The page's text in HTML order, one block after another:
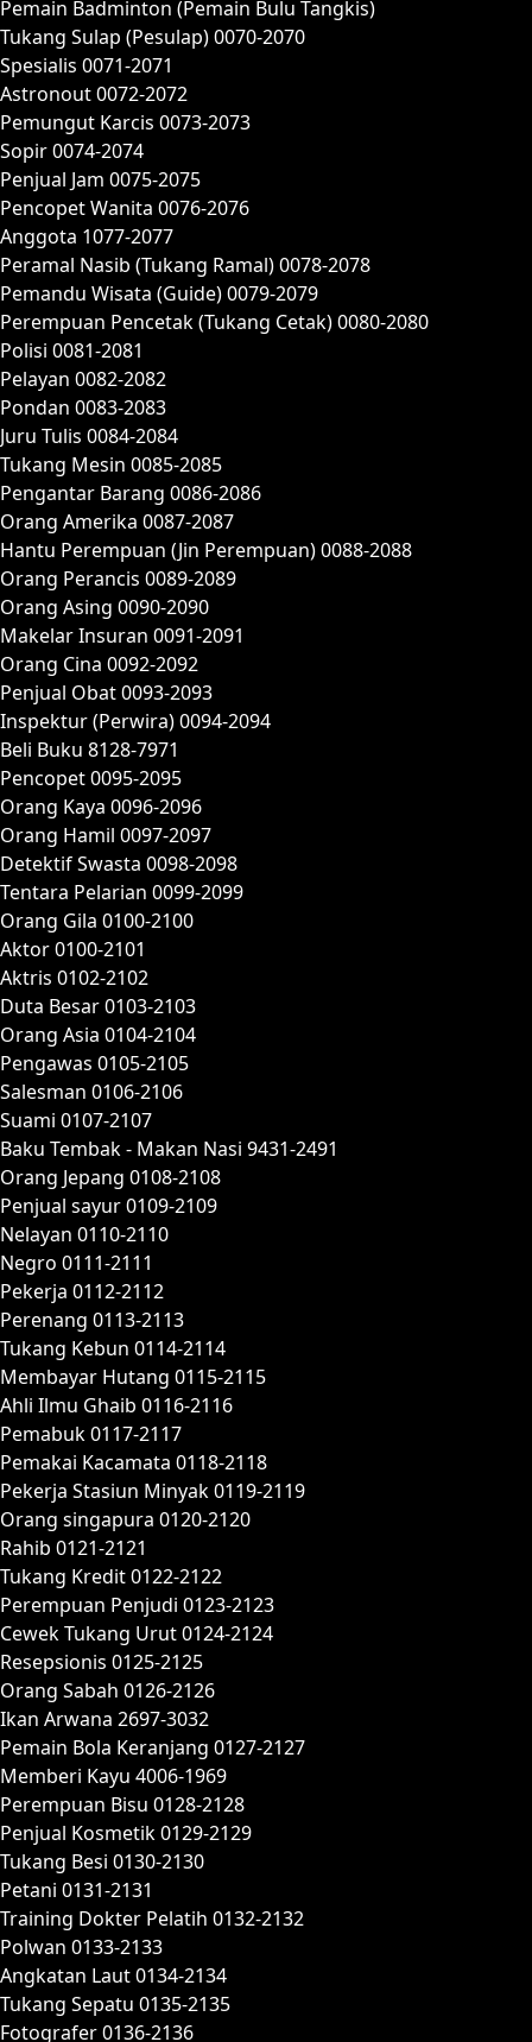
Pemain Badminton (Pemain Bulu Tangkis)
Tukang Sulap (Pesulap) 0070-2070
Spesialis 0071-2071
Astronout 0072-2072
Pemungut Karcis 0073-2073
Sopir 0074-2074
Penjual Jam 0075-2075
Pencopet Wanita 0076-2076
Anggota 1077-2077
Peramal Nasib (Tukang Ramal) 0078-2078
Pemandu Wisata (Guide) 0079-2079
Perempuan Pencetak (Tukang Cetak) 0080-2080
Polisi 0081-2081
Pelayan 0082-2082
Pondan 0083-2083
Juru Tulis 0084-2084
Tukang Mesin 0085-2085
Pengantar Barang 0086-2086
Orang Amerika 0087-2087
Hantu Perempuan (Jin Perempuan) 0088-2088
Orang Perancis 0089-2089
Orang Asing 0090-2090
Makelar Insuran 0091-2091
Orang Cina 0092-2092
Penjual Obat 0093-2093
Inspektur (Perwira) 0094-2094
Beli Buku 8128-7971
Pencopet 0095-2095
Orang Kaya 0096-2096
Orang Hamil 0097-2097
Detektif Swasta 0098-2098
Tentara Pelarian 0099-2099
Orang Gila 0100-2100
Aktor 0100-2101
Aktris 0102-2102
Duta Besar 0103-2103
Orang Asia 0104-2104
Pengawas 0105-2105
Salesman 0106-2106
Suami 0107-2107
Baku Tembak - Makan Nasi 9431-2491
Orang Jepang 0108-2108
Penjual sayur 0109-2109
Nelayan 0110-2110
Negro 0111-2111
Pekerja 0112-2112
Perenang 0113-2113
Tukang Kebun 0114-2114
Membayar Hutang 0115-2115
Ahli Ilmu Ghaib 0116-2116
Pemabuk 0117-2117
Pemakai Kacamata 0118-2118
Pekerja Stasiun Minyak 0119-2119
Orang singapura 0120-2120
Rahib 0121-2121
Tukang Kredit 0122-2122
Perempuan Penjudi 0123-2123
Cewek Tukang Urut 0124-2124
Resepsionis 0125-2125
Orang Sabah 0126-2126
Ikan Arwana 2697-3032
Pemain Bola Keranjang 0127-2127
Memberi Kayu 4006-1969
Perempuan Bisu 0128-2128
Penjual Kosmetik 0129-2129
Tukang Besi 0130-2130
Petani 0131-2131
Training Dokter Pelatih 0132-2132
Polwan 0133-2133
Angkatan Laut 0134-2134
Tukang Sepatu 0135-2135
Fotografer 0136-2136